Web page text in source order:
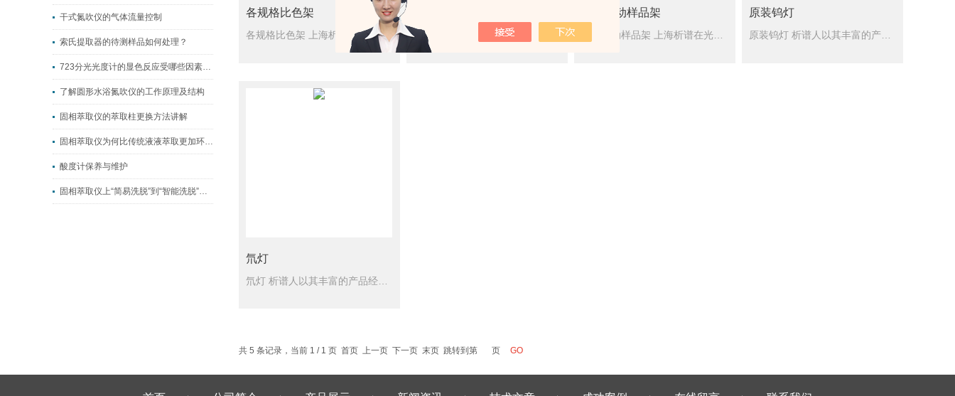
干式氮吹仪的气体流量控制
索氏提取器的待测样品如何处理？
723分光光度计的显色反应受哪些因素影响？
了解圆形水浴氮吹仪的工作原理及结构
固相萃取仪的萃取柱更换方法讲解
固相萃取仪为何比传统液液萃取更加环保？
酸度计保养与维护
固相萃取仪上“简易洗脱”到“智能洗脱”的转变
各规格比色架
各规格比色架 上海析谱在光度计的方法学应用、产品机械结构、光学设计、电气应用和软件开发等方面不断开拓创新，相继推出五大系列几十种产品。
八联自动样品架
八联自动样品架 上海析谱在光度计的方法学应用、产品机械结构、光学设计、电气应用和软件开发等方面不断开拓创新，相继推出五大系列几十种产品
原装钨灯
原装钨灯 析谱人以其丰富的产品经验和扎实的专业知识，为用户提供热情、周到的服务，深得广大用户的好评。
氘灯
共 5 条记录，当前 1 / 1 页 首页 上一页 下一页 末页 跳转到第 页